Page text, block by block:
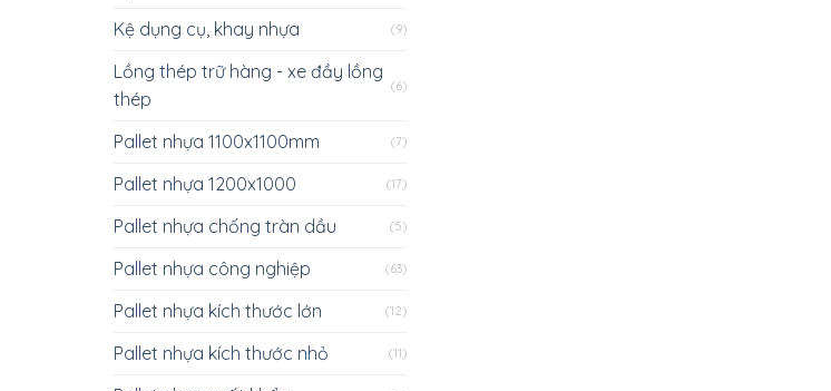
Kệ dụng cụ, khay nhựa (9)
Lồng thép trữ hàng - xe đầy lồng
thép
(6)
Pallet nhựa 1100x1100mm (7)
Pallet nhựa 1200x1000 (17)
Pallet nhựa chống tràn dầu (5)
Pallet nhựa công nghiệp (63)
Pallet nhựa kích thước lớn (12)
Pallet nhựa kích thước nhỏ (11)